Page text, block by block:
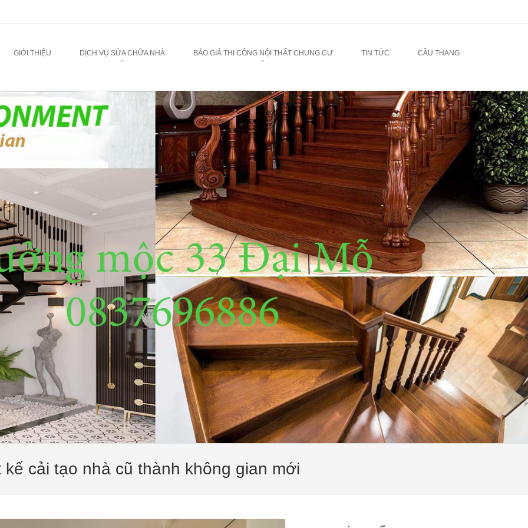
CONTENT
GIỚI THIỆU DỊCH VỤ SỬA CHỮA NHÀ BÁO GIÁ THI CÔNG NỘI THẤT CHUNG CƯ TIN TỨC CẦU THANG
kế cải tạo nhà cũ thành không gian mới